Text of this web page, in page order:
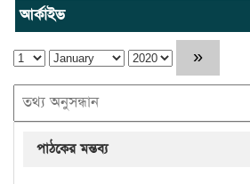
আর্কাইভ
পাঠকের মন্তব্য